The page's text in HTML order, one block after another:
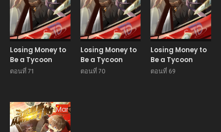
Losing Money to
Be a Tycoon
ตอนที่ 71
Losing Money to
Be a Tycoon
ตอนที่ 70
Losing Money to
Be a Tycoon
ตอนที่ 69
Manhua